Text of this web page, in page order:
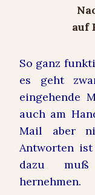
So ganz
es geht
eingehende
auch am
Mail aber
Antworten
dazu
hernehmen.